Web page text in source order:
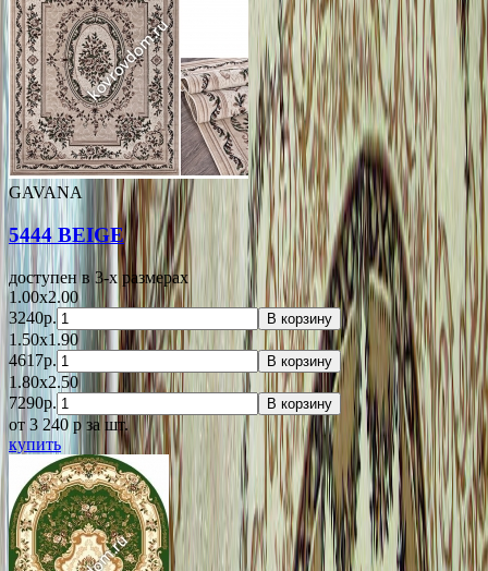
GAVANA
5444 BEIGE
доступен в 3-x размерах
1.00x2.00
3240р.
В корзину
1.50x1.90
4617р.
В корзину
1.80x2.50
7290р.
В корзину
от 3 240 pза шт.
купить